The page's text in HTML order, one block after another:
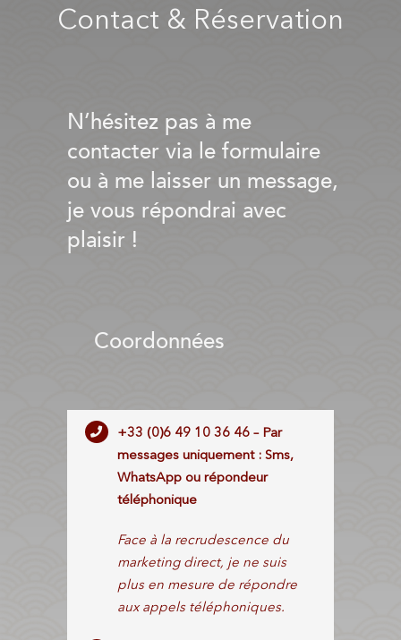
Contact & Réservation
N’hésitez pas à me
contacter via le formulaire
ou à me laisser un message,
je vous répondrai avec
plaisir !
Coordonnées
+33 (0)6 49 10 36 46 – Par
messages uniquement : Sms,
WhatsApp ou répondeur
téléphonique
Face à la recrudescence du
marketing direct, je ne suis
plus en mesure de répondre
aux appels téléphoniques.